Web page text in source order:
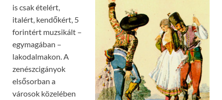
is csak ételért,
italért, kendőkért, 5
forintért muzsikált –
egymagában –
lakodalmakon. A
zenészcigányok
elsősorban a
városok közelében